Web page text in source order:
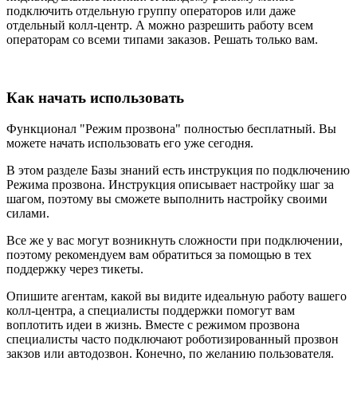
подключить отдельную группу операторов или даже
отдельный колл-центр. А можно разрешить работу всем
операторам со всеми типами заказов. Решать только вам.
Как начать использовать
Функционал "Режим прозвона" полностью бесплатный. Вы
можете начать использовать его уже сегодня.
В этом разделе Базы знаний есть инструкция по подключению
Режима прозвона. Инструкция описывает настройку шаг за
шагом, поэтому вы сможете выполнить настройку своими
силами.
Все же у вас могут возникнуть сложности при подключении,
поэтому рекомендуем вам обратиться за помощью в тех
поддержку через тикеты.
Опишите агентам, какой вы видите идеальную работу вашего
колл-центра, а специалисты поддержки помогут вам
воплотить идеи в жизнь. Вместе с режимом прозвона
специалисты часто подключают роботизированный прозвон
закзов или автодозвон. Конечно, по желанию пользователя.